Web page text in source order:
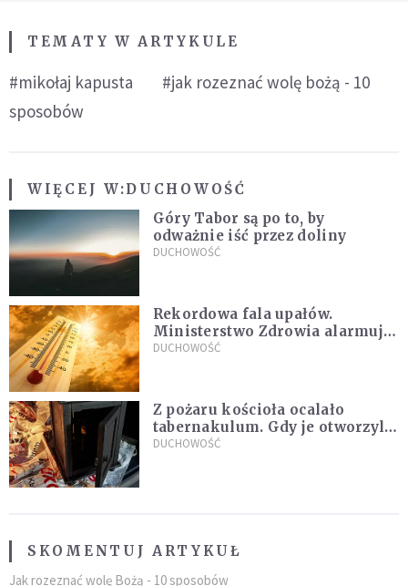
TEMATY W ARTYKULE
#mikołaj kapusta
#jak rozeznać wolę bożą - 10
sposobów
WIĘCEJ W:DUCHOWOŚĆ
Góry Tabor są po to, by
odważnie iść przez doliny
DUCHOWOŚĆ
Rekordowa fala upałów.
Ministerstwo Zdrowia alarmuje
po doświadczeniach z czerwca
DUCHOWOŚĆ
Z pożaru kościoła ocalało
tabernakulum. Gdy je otworzyli,
"zapach świeżego chleba
DUCHOWOŚĆ
SKOMENTUJ ARTYKUŁ
Jak rozeznać wolę Bożą - 10 sposobów